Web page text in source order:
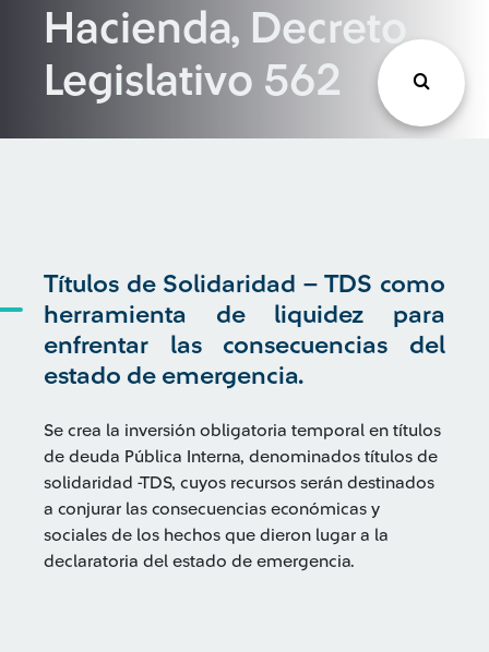
Hacienda, Decreto
Legislativo 562
Títulos de Solidaridad – TDS como
herramienta de liquidez para
enfrentar las consecuencias del
estado de emergencia.
Se crea la inversión obligatoria temporal en títulos
de deuda Pública Interna, denominados títulos de
solidaridad -TDS, cuyos recursos serán destinados
a conjurar las consecuencias económicas y
sociales de los hechos que dieron lugar a la
declaratoria del estado de emergencia.